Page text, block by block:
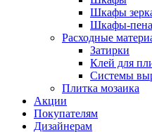
Шкафы
Шкафы-
Расходные
Затирки
Клей для
Системы
Плитка мозаика
Акции
Покупателям
Дизайнерам